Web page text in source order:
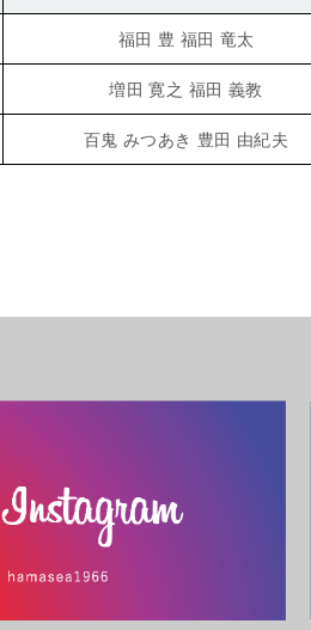
福田 豊 福田 竜太
増田 寛之 福田 義教
百鬼 みつあき 豊田 由紀夫